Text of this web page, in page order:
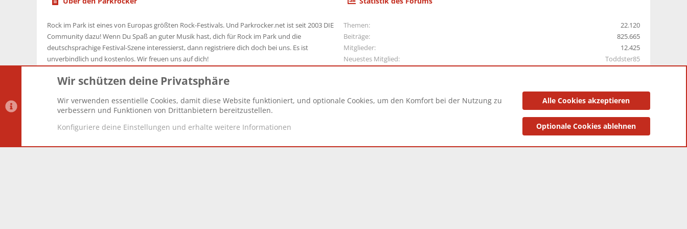
Rock im Park ist eines von Europas größten Rock-Festivals. Und Parkrocker.net ist seit 2003 DIE
Community dazu! Wenn Du Spaß an guter Musik hast, dich für Rock im Park und die
deutschsprachige Festival-Szene interessierst, dann registriere dich doch bei uns. Es ist
unverbindlich und kostenlos. Wir freuen uns auf dich!
Themen
22.120
Beiträge
825.665
Mitglieder
12.425
Neuestes Mitglied
Toddster85
Datenschutz-Einstellungen PR Light Deutsch [Du] Datenschutzerklärung Impressum
Wir schützen deine Privatsphäre
Wir verwenden essentielle Cookies, damit diese Website funktioniert, und optionale Cookies, um den Komfort bei der Nutzung zu
verbessern und Funktionen von Drittanbietern bereitzustellen.
Konfiguriere deine Einstellungen und erhalte weitere Informationen
Alle Cookies akzeptieren
Optionale Cookies ablehnen